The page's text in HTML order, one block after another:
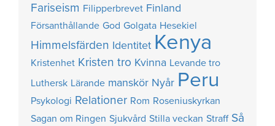
Fariseism Filipperbrevet Finland
Försanthållande God Golgata Hesekiel
Himmelsfärden Identitet Kenya
Kristenhet Kristen tro Kvinna Levande tro
Luthersk Lärande manskör Nyår Peru
Psykologi Relationer Rom Roseniuskyrkan
Sagan om Ringen Sjukvård Stilla veckan Straff Så